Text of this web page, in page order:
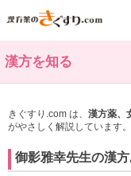
漢方を知る
きぐすり.com は、 漢方薬、
がやさしく解説しています。
御影雅幸先生の漢